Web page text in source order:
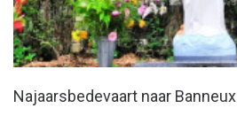
Najaarsbedevaart naar Banneux